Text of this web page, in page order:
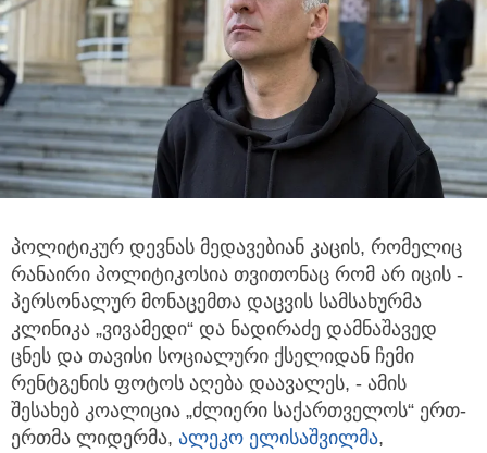
პოლიტიკურ დევნას მედავებიან კაცის, რომელიც
რანაირი პოლიტიკოსია თვითონაც რომ არ იცის -
პერსონალურ მონაცემთა დაცვის სამსახურმა
კლინიკა „ვივამედი“ და ნადირაძე დამნაშავედ
ცნეს და თავისი სოციალური ქსელიდან ჩემი
რენტგენის ფოტოს აღება დაავალეს, - ამის
შესახებ კოალიცია „ძლიერი საქართველოს“ ერთ-
ერთმა ლიდერმა, ალეკო ელისაშვილმა,